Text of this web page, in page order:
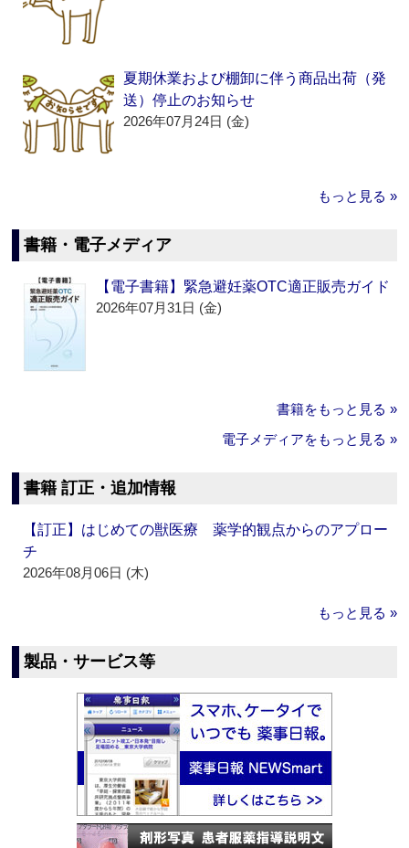
夏期休業および棚卸に伴う商品出荷（発
送）停止のお知らせ
2026年07月24日 (金)
もっと見る »
書籍・電子メディア
【電子書籍】緊急避妊薬OTC適正販売ガイド
2026年07月31日 (金)
書籍をもっと見る »
電子メディアをもっと見る »
書籍 訂正・追加情報
【訂正】はじめての獣医療 薬学的観点からのアプロー
チ
2026年08月06日 (木)
もっと見る »
製品・サービス等